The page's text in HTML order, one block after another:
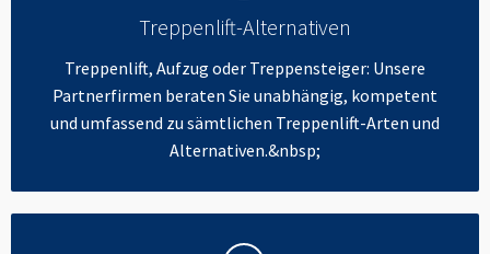
Treppenlift-Alternativen
Treppenlift, Aufzug oder Treppensteiger: Unsere
Partnerfirmen beraten Sie unabhängig, kompetent
und umfassend zu sämtlichen Treppenlift-Arten und
Alternativen.&nbsp;